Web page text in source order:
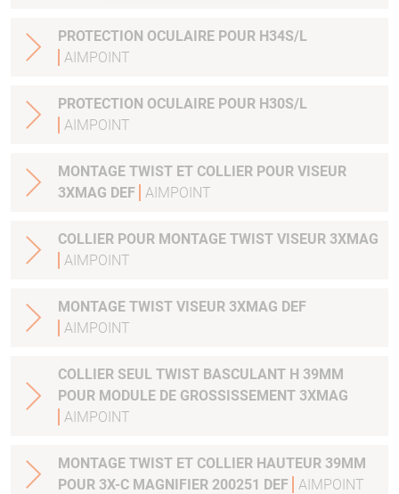
PROTECTION OCULAIRE POUR H34S/L
AIMPOINT
PROTECTION OCULAIRE POUR H30S/L
AIMPOINT
MONTAGE TWIST ET COLLIER POUR VISEUR
3XMAG DEF AIMPOINT
COLLIER POUR MONTAGE TWIST VISEUR 3XMAG
AIMPOINT
MONTAGE TWIST VISEUR 3XMAG DEF
AIMPOINT
COLLIER SEUL TWIST BASCULANT H 39MM
POUR MODULE DE GROSSISSEMENT 3XMAG
AIMPOINT
MONTAGE TWIST ET COLLIER HAUTEUR 39MM
POUR 3X-C MAGNIFIER 200251 DEF AIMPOINT